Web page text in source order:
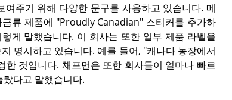
주기 위해 다양한 문구를 사용하고 있습니다. 메
류 제품에 "Proudly Canadian" 스티커를 추가하
게 말했습니다. 이 회사는 또한 일부 제품 라벨을
명시하고 있습니다. 예를 들어, "캐나다 농장에서
것입니다. 채프먼은 또한 회사들이 얼마나 빠르
다고 말했습니다.